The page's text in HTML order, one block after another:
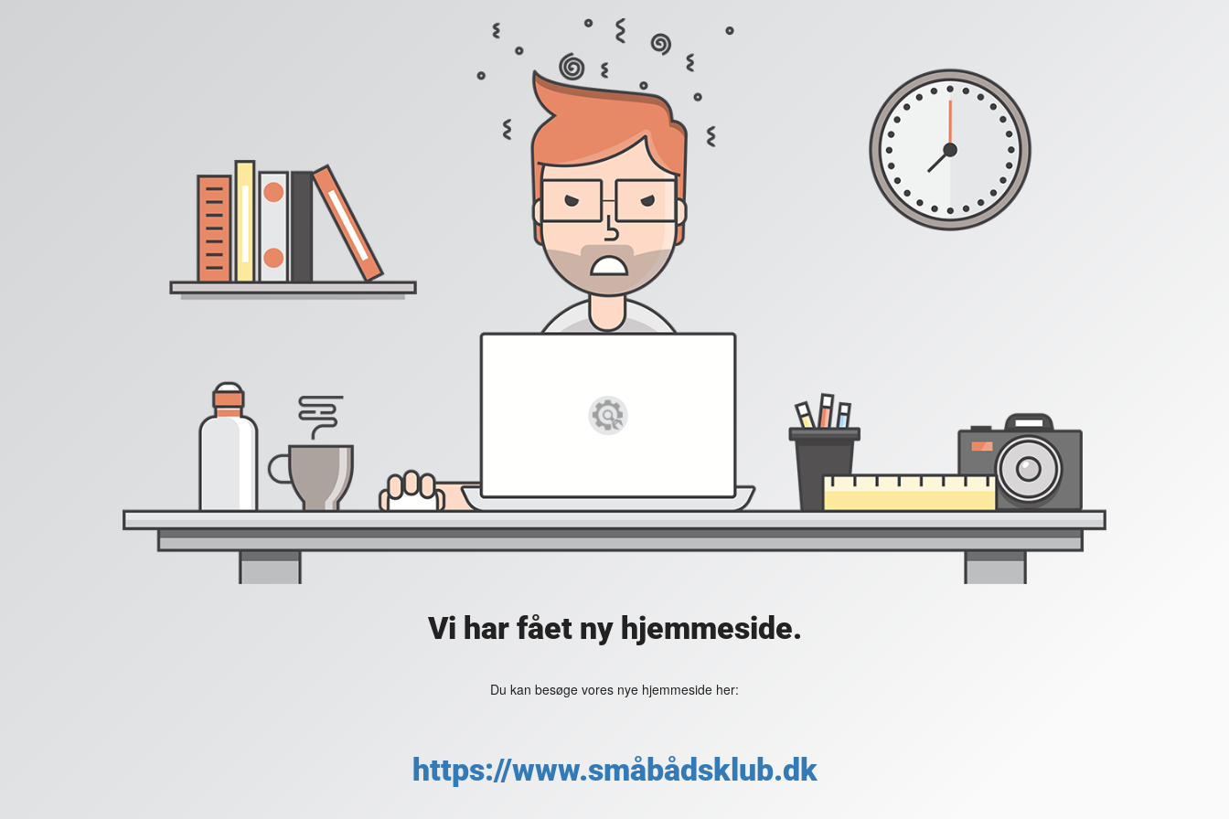
Vi har fået ny hjemmeside.
Du kan besøge vores nye hjemmeside her:
https://www.småbådsklub.dk